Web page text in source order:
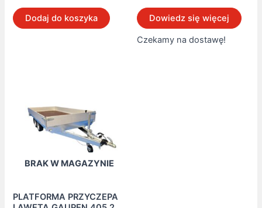
Dodaj do koszyka Dowiedz się więcej
Czekamy na dostawę!
BRAK W MAGAZYNIE
PLATFORMA PRZYCZEPA